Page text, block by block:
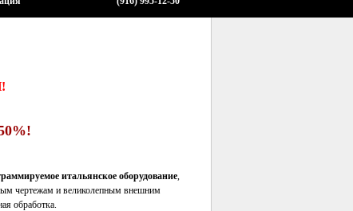
итальянское оборудование
чертежам и великолепным внешним
обработка.